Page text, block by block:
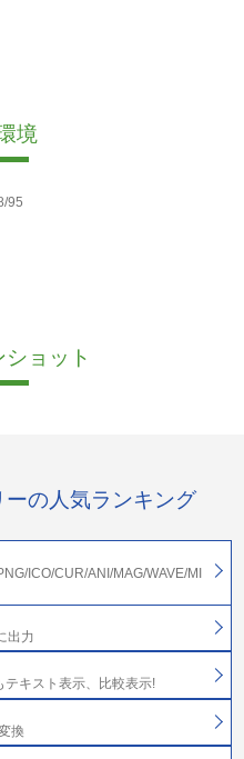
境
95
ョット
ーの人気ランキング
ICO/CUR/ANI/MAG/WAVE/MI
出力
キスト表示、比較表示!
換